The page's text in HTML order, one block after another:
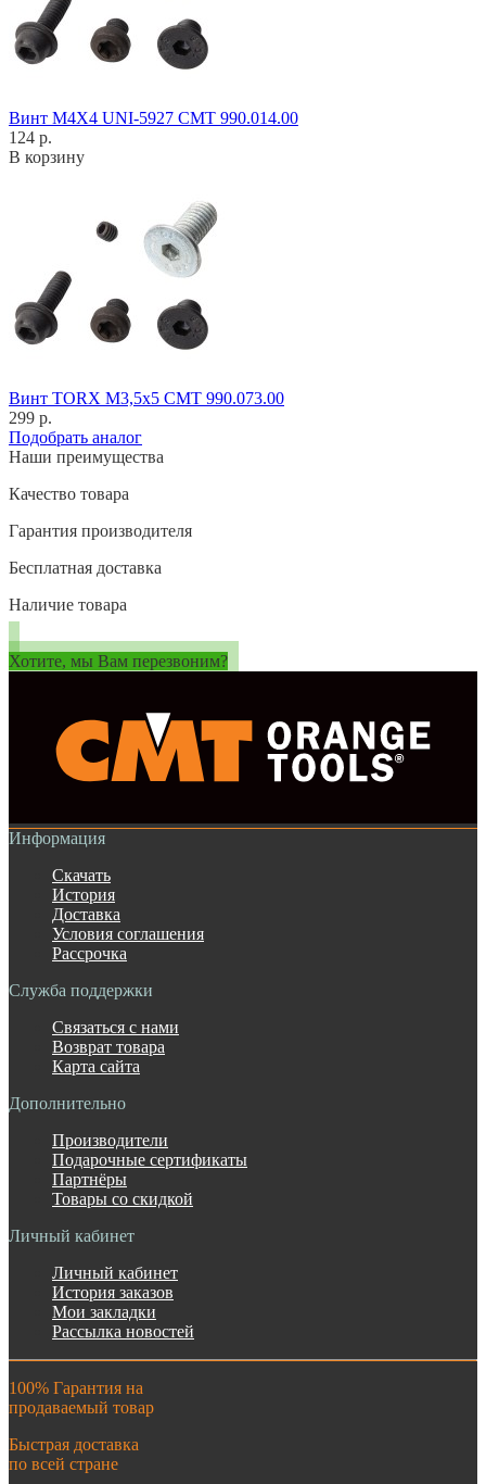
Винт M4X4 UNI-5927 CMT 990.014.00
124 р.
В корзину
Винт TORX M3,5x5 CMT 990.073.00
299 р.
Подобрать аналог
Наши преимущества
Качество товара
Гарантия производителя
Бесплатная доставка
Наличие товара
Хотите, мы Вам перезвоним?
Информация
Скачать
История
Доставка
Условия соглашения
Рассрочка
Служба поддержки
Связаться с нами
Возврат товара
Карта сайта
Дополнительно
Производители
Подарочные сертификаты
Партнёры
Товары со скидкой
Личный кабинет
Личный кабинет
История заказов
Мои закладки
Рассылка новостей
100% Гарантия на
продаваемый товар
Быстрая доставка
по всей стране